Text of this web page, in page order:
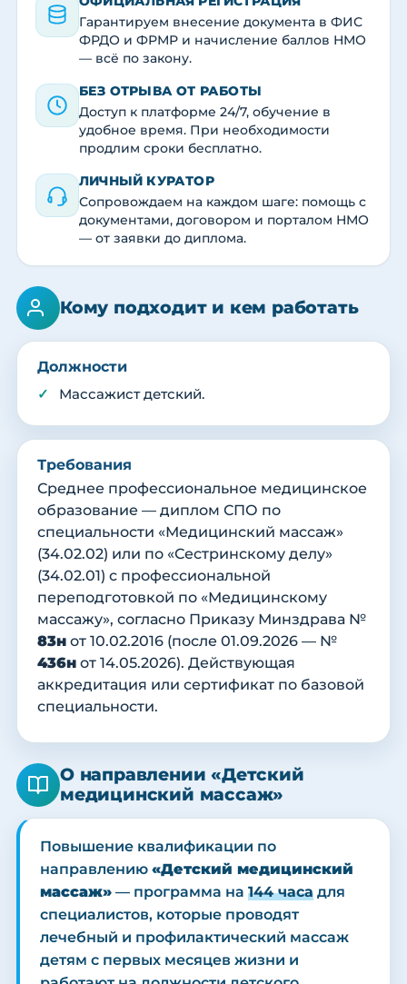
Гарантируем внесение документа в ФИС
ФРДО и ФРМР и начисление баллов НМО
— всё по закону.
БЕЗ ОТРЫВА ОТ РАБОТЫ
Доступ к платформе 24/7, обучение в
удобное время. При необходимости
продлим сроки бесплатно.
ЛИЧНЫЙ КУРАТОР
Сопровождаем на каждом шаге: помощь с
документами, договором и порталом НМО
— от заявки до диплома.
Кому подходит и кем работать
Должности
Массажист детский.
Требования
Среднее профессиональное медицинское
образование — диплом СПО по
специальности «Медицинский массаж»
(34.02.02) или по «Сестринскому делу»
(34.02.01) с профессиональной
переподготовкой по «Медицинскому
массажу», согласно Приказу Минздрава №
83н от 10.02.2016 (после 01.09.2026 — №
436н от 14.05.2026). Действующая
аккредитация или сертификат по базовой
специальности.
О направлении «Детский
медицинский массаж»
Повышение квалификации по
направлению «Детский медицинский
массаж» — программа на 144 часа для
специалистов, которые проводят
лечебный и профилактический массаж
детям с первых месяцев жизни и